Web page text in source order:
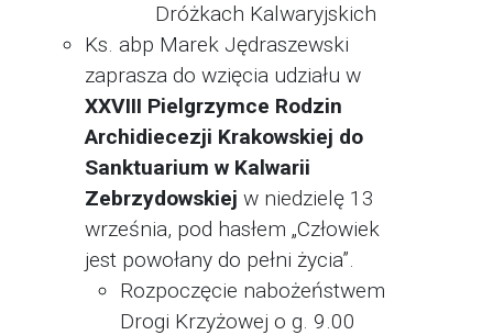
Dróżkach Kalwaryjskich
Ks. abp Marek Jędraszewski
zaprasza do wzięcia udziału w
XXVIII Pielgrzymce Rodzin
Archidiecezji Krakowskiej do
Sanktuarium w Kalwarii
Zebrzydowskiej w niedzielę 13
września, pod hasłem „Człowiek
jest powołany do pełni życia”.
Rozpoczęcie nabożeństwem
Drogi Krzyżowej o g. 9.00